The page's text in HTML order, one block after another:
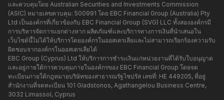
และควบคุมโดย Australian Securities and Investments Commission
(ASIC) หมายเลขควบคุม: 500991 โดย EBC Financial Group (Australia) Pty
Ltd เป็นองค์กรที่เกี่ยวข้องกับ EBC Financial Group (SVG) LLC ทั้งสององค์กรมี
การบริหารจัดการแยกต่างหาก ผลิตภัณฑ์และบริการทางการเงินที่นำเสนอใน
เว็บไซต์นี้ไม่ได้ให้บริการโดยองค์กรในออสเตรเลียและไม่สามารถเรียกร้องความรับ
ผิดชอบจากองค์กรในออสเตรเลียได้
EBC Group (Cyprus) Ltd ให้บริการการชำระเงินแก่หน่วยงานที่ได้รับใบอนุญาต
และอยู่ภายใต้การควบคุมภายในองค์กรของ EBC Financial Group โดยจด
ทะเบียนภายใต้กฎหมายบริษัทของสาธารณรัฐไซปรัส เลขที่: HE 449205, ที่อยู่
สำนักงานที่จดทะเบียน 101 Gladstonos, Agathangelou Business Centre,
3032 Limassol, Cyprus